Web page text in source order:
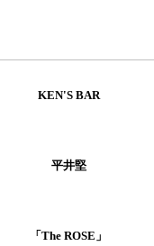
KEN'S BAR
平井堅
「The ROSE」